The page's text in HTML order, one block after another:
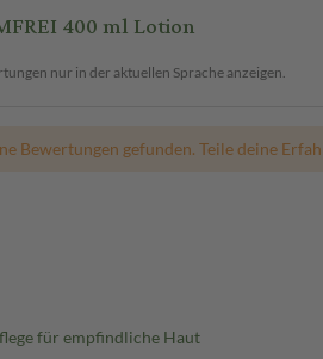
400 ml Lotion
nur in der aktuellen Sprache anzeigen.
Bewertungen gefunden. Teile deine
für empfindliche Haut